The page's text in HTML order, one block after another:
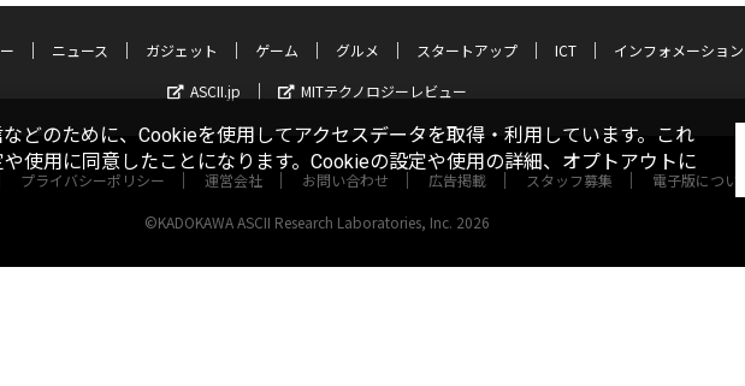
ニュース ガジェット ゲーム グルメ スタートアップ ICT
インフォメーション
ASCII.jp
MITテクノロジーレビュー
プライバシーポリシー 運営会社 お問い合わせ 広告掲載 スタッフ募集 電子版について
©KADOKAWA ASCII Research Laboratories, Inc. 2026
どのために、Cookieを使用してアクセスデータを取得・利用しています。これ
使用に同意したことになります。Cookieの設定や使用の詳細、オプトアウトに